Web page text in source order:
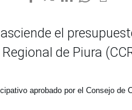
el
de Piura
aprobado por el Consejo de